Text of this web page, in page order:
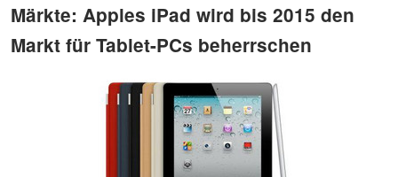
Märkte: Apples iPad wird bis 2015 den
Markt für Tablet-PCs beherrschen